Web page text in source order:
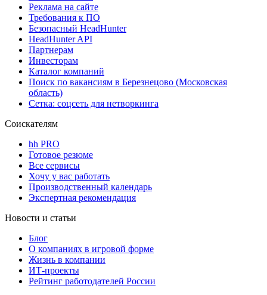
Реклама на сайте
Требования к ПО
Безопасный HeadHunter
HeadHunter API
Партнерам
Инвесторам
Каталог компаний
Поиск по вакансиям в Березнецово (Московская
область)
Сетка: соцсеть для нетворкинга
Соискателям
hh PRO
Готовое резюме
Все сервисы
Хочу у вас работать
Производственный календарь
Экспертная рекомендация
Новости и статьи
Блог
О компаниях в игровой форме
Жизнь в компании
ИТ-проекты
Рейтинг работодателей России